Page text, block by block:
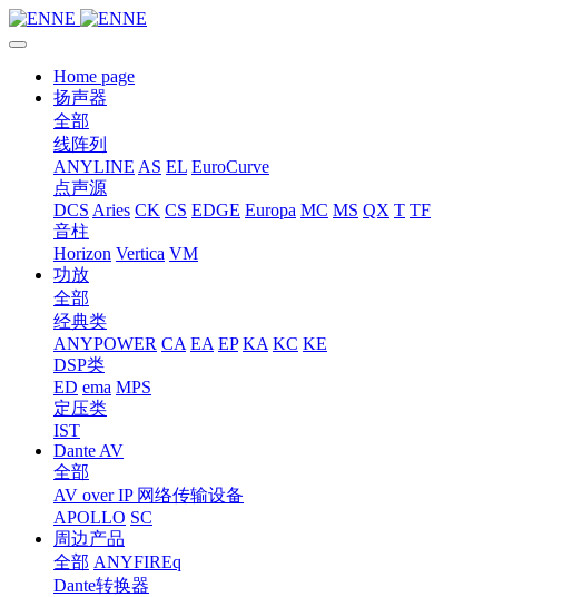
Home page
扬声器
全部
线阵列
ANYLINE AS EL EuroCurve
点声源
DCS Aries CK CS EDGE Europa MC MS QX T TF
音柱
Horizon Vertica VM
功放
全部
经典类
ANYPOWER CA EA EP KA KC KE
DSP类
ED ema MPS
定压类
IST
Dante AV
全部
AV over IP 网络传输设备
APOLLO SC
周边产品
全部 ANYFIREq
Dante转换器